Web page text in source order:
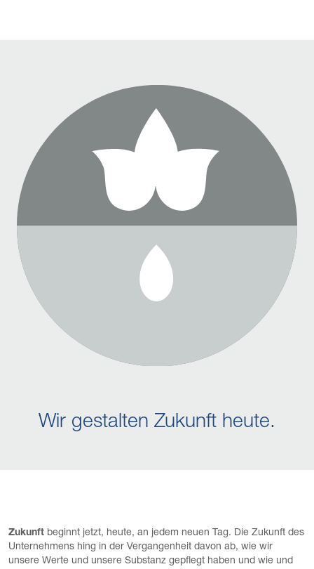
Wir gestalten Zukunft heute.
Zukunft beginnt jetzt, heute, an jedem neuen Tag. Die Zukunft des
Unternehmens hing in der Vergangenheit davon ab, wie wir
unsere Werte und unsere Substanz gepflegt haben und wie und